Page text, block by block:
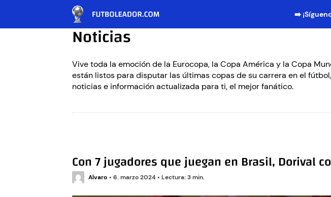
➡️
Noticias
Vive toda la emoción de la Eurocopa, la Copa América y la Copa
están listos para disputar las últimas copas de su carrera en el
noticias e información actualizada para ti, el mejor fanático.
Con 7 jugadores que juegan en Brasil, Dorival
Alvaro • 6. marzo 2024• Lectura: 3 min.